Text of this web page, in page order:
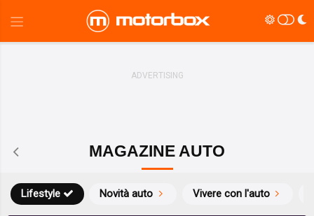
MAGAZINE AUTO
Novità auto Vivere con l'auto
Lifestyle